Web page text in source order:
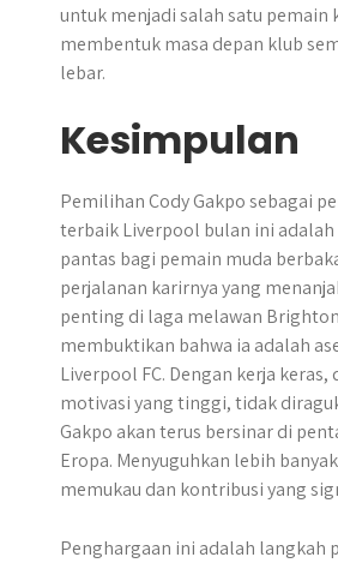
untuk menjadi salah satu pemain
membentuk masa depan klub
lebar.
Kesimpulan
​Pemilihan Cody Gakpo sebagai
terbaik Liverpool bulan ini adalah
pantas bagi pemain muda
perjalanan karirnya yang
penting di laga melawan
membuktikan bahwa ia adalah
Liverpool FC. Dengan kerja keras,
motivasi yang tinggi, tidak
Gakpo akan terus bersinar di
Eropa. Menyuguhkan lebih
memukau dan kontribusi yang
Penghargaan ini adalah langkah